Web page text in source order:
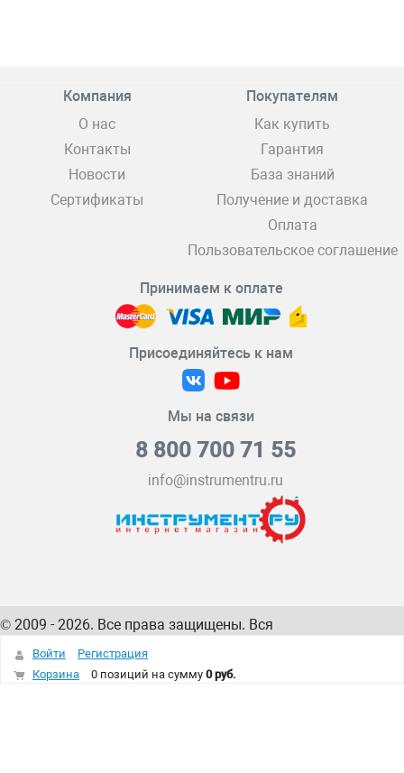
Компания
О нас
Контакты
Новости
Сертификаты
Покупателям
Как купить
Гарантия
База знаний
Получение и доставка
Оплата
Пользовательское соглашение
Принимаем к оплате
Присоединяйтесь к нам
Мы на связи
8 800 700 71 55
info@instrumentru.ru
© 2009 - 2026. Все права защищены. Вся
информация на сайте – собственность
интернет-магазина
Войти
Регистрация
Корзина
0 позиций на сумму 0 руб.